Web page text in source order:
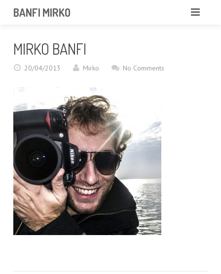
BANFI MIRKO
PORTFOLIO
SERVIZI
NEWS
CONTATTAMI
MIRKO BANFI
20/04/2013 Mirko No Comments